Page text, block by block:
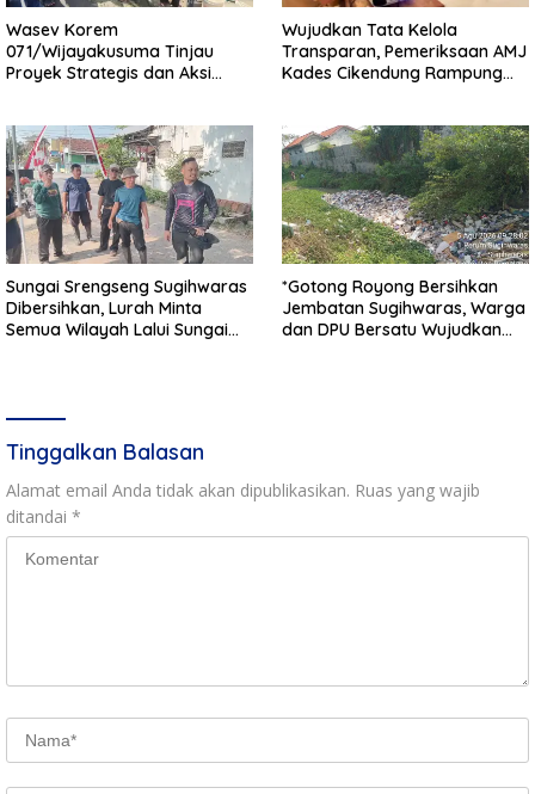
Wasev Korem
071/Wijayakusuma Tinjau
Proyek Strategis dan Aksi
Wujudkan Tata Kelola
Transparan, Pemeriksaan AMJ
Kades Cikendung Rampung
Sungai Srengseng Sugihwaras
Dibersihkan, Lurah Minta
Semua Wilayah Lalui Sungai
*Gotong Royong Bersihkan
Jembatan Sugihwaras, Warga
dan DPU Bersatu Wujudkan
Tinggalkan Balasan
Alamat email Anda tidak akan dipublikasikan. Ruas yang wajib
ditandai *